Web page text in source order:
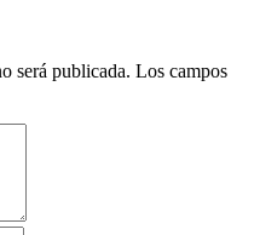
será publicada. Los campos